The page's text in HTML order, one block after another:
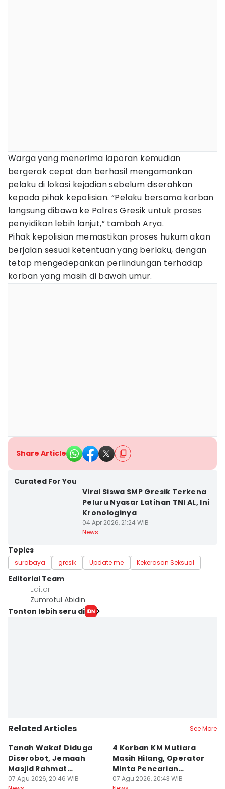
Warga yang menerima laporan kemudian
bergerak cepat dan berhasil mengamankan
pelaku di lokasi kejadian sebelum diserahkan
kepada pihak kepolisian. “Pelaku bersama korban
langsung dibawa ke Polres Gresik untuk proses
penyidikan lebih lanjut,” tambah Arya.
Pihak kepolisian memastikan proses hukum akan
berjalan sesuai ketentuan yang berlaku, dengan
tetap mengedepankan perlindungan terhadap
korban yang masih di bawah umur.
Share Article
Curated For You
Viral Siswa SMP Gresik Terkena
Peluru Nyasar Latihan TNI AL, Ini
Kronologinya
04 Apr 2026, 21:24 WIB
News
Topics
surabaya gresik Update me Kekerasan Seksual
Editorial Team
Editor
Zumrotul Abidin
Tonton lebih seru di
Related Articles See More
Tanah Wakaf Diduga
Diserobot, Jemaah
Masjid Rahmat
Surabaya Protes
07 Agu 2026, 20:46 WIB
4 Korban KM Mutiara
Masih Hilang, Operator
Minta Pencarian
Dilanjut
07 Agu 2026, 20:43 WIB